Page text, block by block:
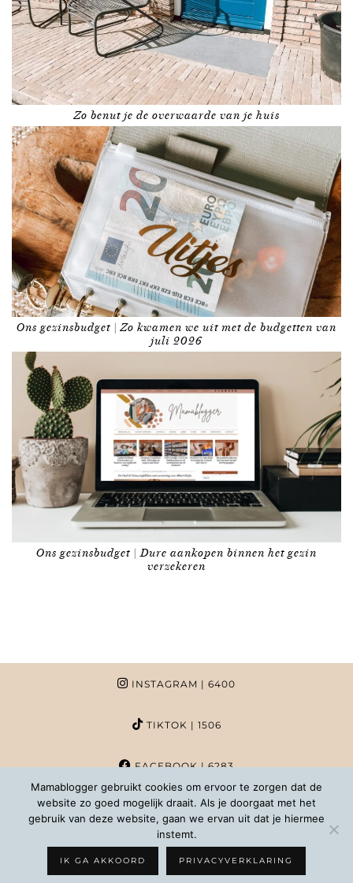
Zo benut je de overwaarde van je huis
Ons gezinsbudget | Zo kwamen we uit met de budgetten van
juli 2026
Ons gezinsbudget | Dure aankopen binnen het gezin
verzekeren
INSTAGRAM | 6400
TIKTOK | 1506
FACEBOOK| 6283
PINTEREST | 1020
WORDPRESS THEMES BYpipdig
Mamablogger gebruikt cookies om ervoor te zorgen dat de
website zo goed mogelijk draait. Als je doorgaat met het
gebruik van deze website, gaan we ervan uit dat je hiermee
instemt.
IK GA AKKOORD PRIVACYVERKLARING